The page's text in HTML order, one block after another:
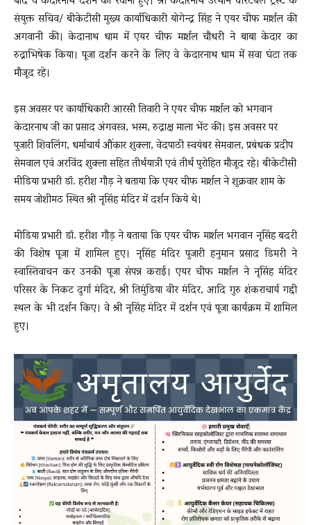
संयुक्त सचिव/ बीकेटीसी मुख्य कार्याधिकारी योगेन्द्र सिंह ने एयर चीफ मार्शल की
अगवानी की। केदानाथ धाम में एयर चीफ मार्शल चौधरी ने बाबा केदार का
रुद्राभिषेक किया। पूजा दर्शन करने के लिए वे केदारनाथ धाम में सवा घंटा तक
मौजूद रहे।
इस अवसर पर कार्याधिकारी आरसी तिवारी ने एयर चीफ मार्शल को भगवान
केदारनाथ जी का प्रसाद अंगवस्त्र, भस्म, ‌रुद्राक्ष माला भेंट की। इस अवसर पर
पुजारी शिवलिंग, धर्माचार्य औंकार शुक्ला, वेदपाठी स्वयंबर सेमवाल, प्रबंधक प्रदीप
सेमवाल एवं अरविंद शुक्ला सहित तीर्थयात्री एवं तीर्थ पुरोहित मौजूद रहे। बीकेटीसी
मीडिया प्रभारी डॉ. हरीश गौड़ ने बताया कि एयर चीफ मार्शल ने शुक्रवार शाम के
समय जोशीमठ स्थित श्री नृसिंह मंदिर में दर्शन किये थे।
मीडिया प्रभारी डॉ. हरीश गौड़ ने बताया कि एयर चीफ मार्शल भगवान नृसिंह बदरी
की विशेष पूजा में शामिल हुए। नृसिंह मंदिर पुजारी हनुमान प्रसाद डिमरी ने
स्वास्तिवाचन कर उनकी पूजा संपन्न कराई। एयर चीफ मार्शल ने नृसिंह मंदिर
परिसर के निकट दुर्गा मंदिर, श्री तिमुंडिया वीर मंदिर, आदि गुरु शंकराचार्य गद्दी
स्थल के भी दर्शन किए। वे श्री नृसिंह मंदिर में दर्शन एवं पूजा कार्यक्रम में शामिल
हुए।